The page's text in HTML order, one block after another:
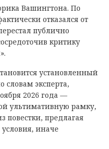
Вашингтона. По
отказался от
публично
критику
установленный
словам эксперта,
2026 года —
ультимативную рамку,
повестки, предлагая
иначе